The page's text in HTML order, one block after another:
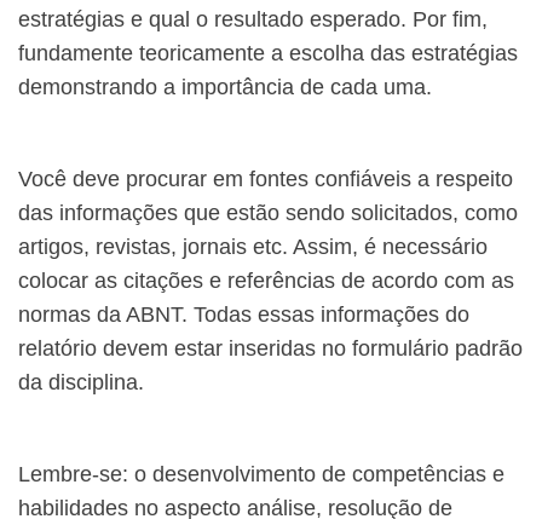
estratégias e qual o resultado esperado. Por fim,
fundamente teoricamente a escolha das estratégias
demonstrando a importância de cada uma.
Você deve procurar em fontes confiáveis a respeito
das informações que estão sendo solicitados, como
artigos, revistas, jornais etc. Assim, é necessário
colocar as citações e referências de acordo com as
normas da ABNT. Todas essas informações do
relatório devem estar inseridas no formulário padrão
da disciplina.
Lembre-se: o desenvolvimento de competências e
habilidades no aspecto análise, resolução de